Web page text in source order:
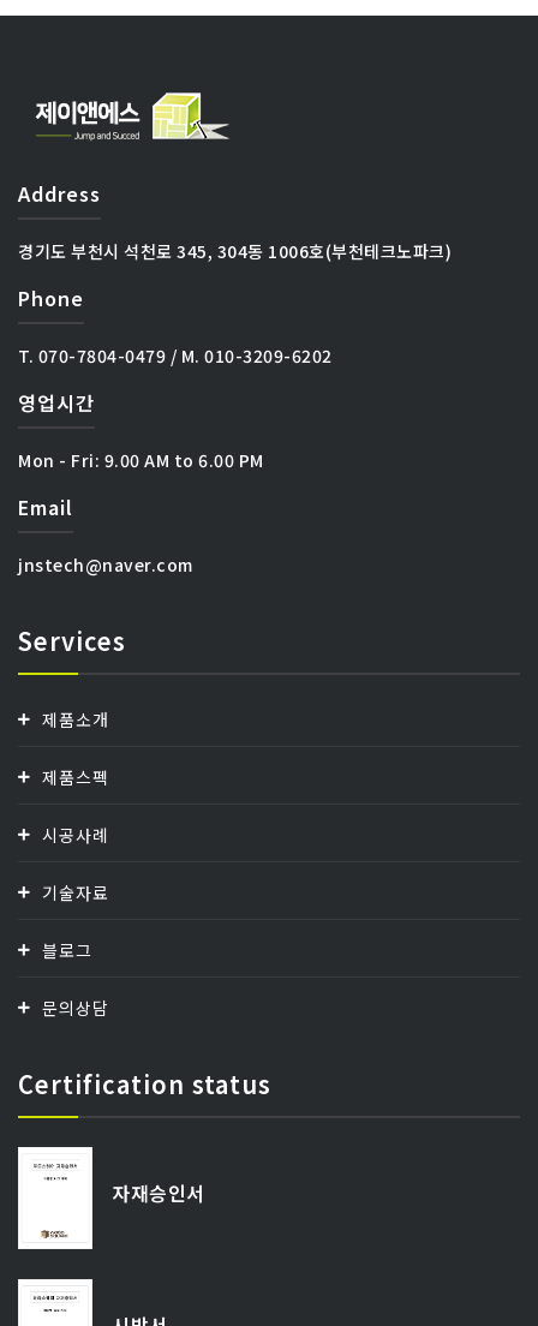
Address
경기도 부천시 석천로 345, 304동 1006호(부천테크노파크)
Phone
T. 070-7804-0479 / M. 010-3209-6202
영업시간
Mon - Fri: 9.00 AM to 6.00 PM
Email
jnstech@naver.com
Services
제품소개
제품스펙
시공사례
기술자료
블로그
문의상담
Certification status
자재승인서